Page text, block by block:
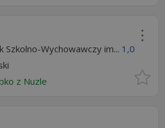
Szkolno-Wychowawczy im... 1,0
z Nuzle